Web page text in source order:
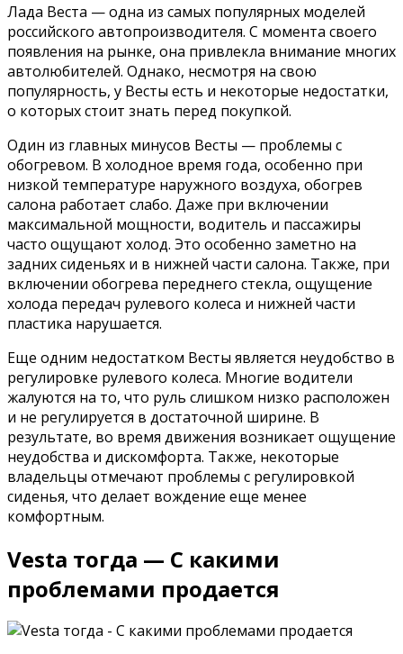
Лада Веста — одна из самых популярных моделей
российского автопроизводителя. С момента своего
появления на рынке, она привлекла внимание многих
автолюбителей. Однако, несмотря на свою
популярность, у Весты есть и некоторые недостатки,
о которых стоит знать перед покупкой.
Один из главных минусов Весты — проблемы с
обогревом. В холодное время года, особенно при
низкой температуре наружного воздуха, обогрев
салона работает слабо. Даже при включении
максимальной мощности, водитель и пассажиры
часто ощущают холод. Это особенно заметно на
задних сиденьях и в нижней части салона. Также, при
включении обогрева переднего стекла, ощущение
холода передач рулевого колеса и нижней части
пластика нарушается.
Еще одним недостатком Весты является неудобство в
регулировке рулевого колеса. Многие водители
жалуются на то, что руль слишком низко расположен
и не регулируется в достаточной ширине. В
результате, во время движения возникает ощущение
неудобства и дискомфорта. Также, некоторые
владельцы отмечают проблемы с регулировкой
сиденья, что делает вождение еще менее
комфортным.
Vesta тогда — С какими
проблемами продается